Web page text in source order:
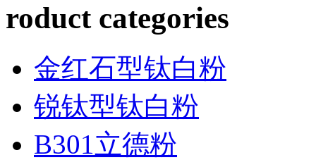
roduct categories
金红石型钛白粉
锐钛型钛白粉
B301立德粉